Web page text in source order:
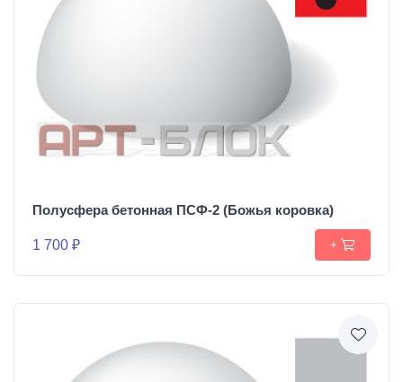
Полусфера бетонная ПСФ-2 (Божья коровка)
1 700 ₽ +